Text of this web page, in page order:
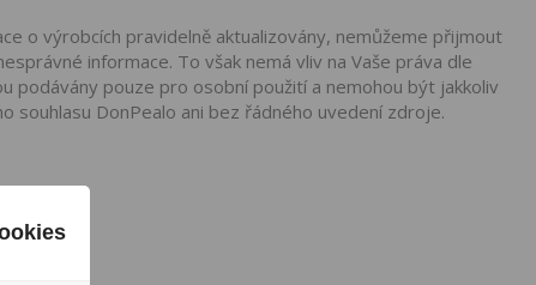
o výrobcích pravidelně aktualizovány, nemůžeme přijmout
informace. To však nemá vliv na Vaše práva dle
podávány pouze pro osobní použití a nemohou být jakkoliv
souhlasu DonPealo ani bez řádného uvedení zdroje.